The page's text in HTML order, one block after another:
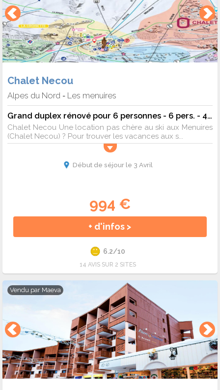
Chalet Necou
Alpes du Nord - Les menuires
Grand duplex rénové pour 6 personnes - 6 pers. - 40m2 - TV
Chalet Necou Une location pas chère au ski aux Menuires
(Chalet Necou) ? Pour trouver les vacances aux s...
Début de séjour le 3 Avril
994 €
+ d'infos >
6.2/10
14 AVIS SUR 2 SITES
Vendu par Maeva